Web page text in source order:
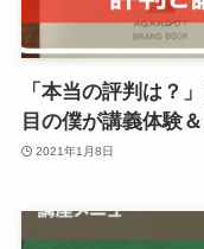
「本当の評判は？
目の僕が講義体験
2021年1月8日